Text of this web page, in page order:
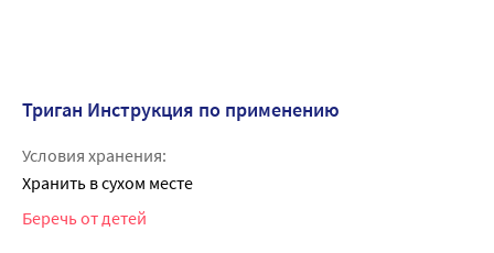
Триган Инструкция по применению
Условия хранения:
Хранить в сухом месте
Беречь от детей